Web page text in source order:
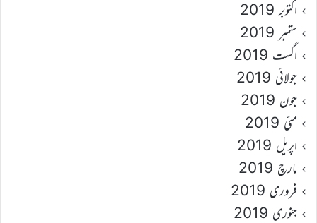
اکتوبر 2019
ستمبر 2019
اگست 2019
جولائی 2019
جون 2019
مئی 2019
اپریل 2019
مارچ 2019
فروری 2019
جنوری 2019